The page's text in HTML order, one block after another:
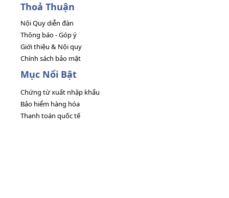
Thoả Thuận
Nội Quy diễn đàn
Thông báo - Góp ý
Giới thiệu & Nội quy
Chính sách bảo mật
Mục Nổi Bật
Chứng từ xuất nhập khẩu
Bảo hiểm hàng hóa
Thanh toán quốc tế